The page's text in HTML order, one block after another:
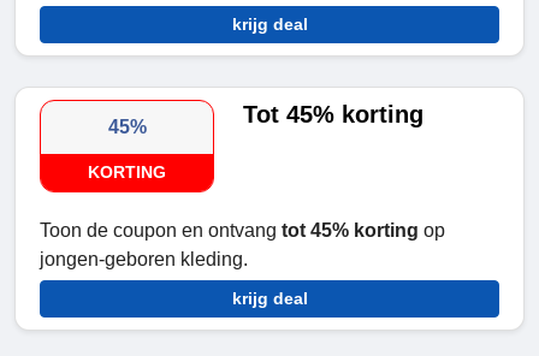
krijg deal
45%
KORTING
Tot 45% korting
Toon de coupon en ontvang tot 45% korting op
jongen-geboren kleding.
krijg deal